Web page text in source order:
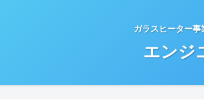
ガラスヒーター
エンジ